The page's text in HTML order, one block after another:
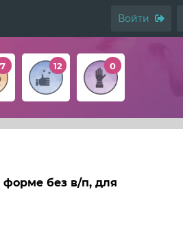
Войти
7 12 0
без в/п, для